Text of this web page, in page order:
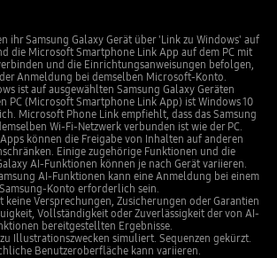
ihr Samsung Galaxy Gerät über 'Link zu Windows' auf
die Microsoft Smartphone Link App auf dem PC mit
und die Einrichtungsanweisungen befolgen,
Anmeldung bei demselben Microsoft-Konto.
ist auf ausgewählten Samsung Galaxy Geräten
PC (Microsoft Smartphone Link App) ist Windows 10
Microsoft Phone Link empfiehlt, dass das Samsung
Wi-Fi-Netzwerk verbunden ist wie der PC.
können die Freigabe von Inhalten auf anderen
Einige zugehörige Funktionen und die
AI-Funktionen können je nach Gerät variieren.
AI-Funktionen kann eine Anmeldung bei einem
Samsung-Konto erforderlich sein.
Versprechungen, Zusicherungen oder Garantien
Vollständigkeit oder Zuverlässigkeit der von AI-
bereitgestellten Ergebnisse.
Illustrationszwecken simuliert. Sequenzen gekürzt.
Benutzeroberfläche kann variieren.